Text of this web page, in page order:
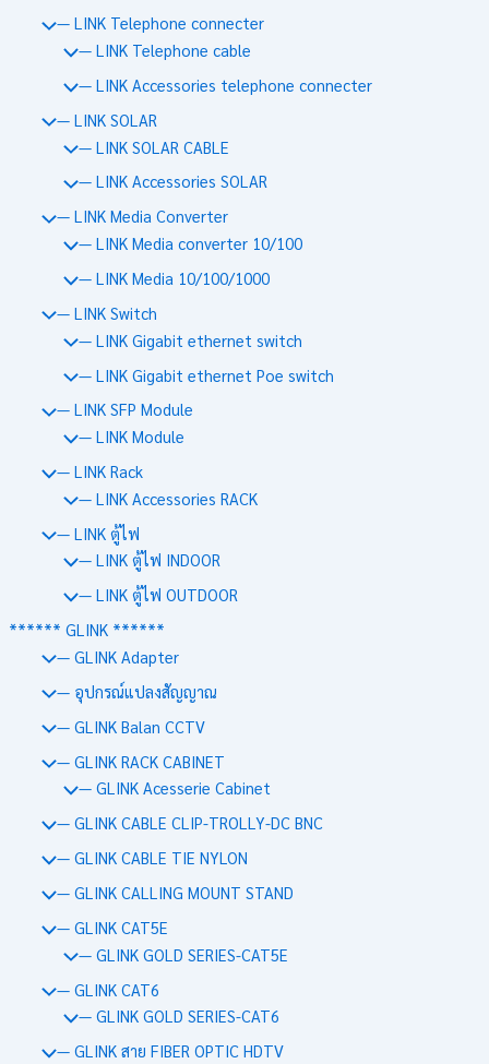
— LINK Telephone connecter
— LINK Telephone cable
— LINK Accessories telephone connecter
— LINK SOLAR
— LINK SOLAR CABLE
— LINK Accessories SOLAR
— LINK Media Converter
— LINK Media converter 10/100
— LINK Media 10/100/1000
— LINK Switch
— LINK Gigabit ethernet switch
— LINK Gigabit ethernet Poe switch
— LINK SFP Module
— LINK Module
— LINK Rack
— LINK Accessories RACK
— LINK ตู้ไฟ
— LINK ตู้ไฟ INDOOR
— LINK ตู้ไฟ OUTDOOR
****** GLINK ******
— GLINK Adapter
— อุปกรณ์แปลงสัญญาณ
— GLINK Balan CCTV
— GLINK RACK CABINET
— GLINK Acesserie Cabinet
— GLINK CABLE CLIP-TROLLY-DC BNC
— GLINK CABLE TIE NYLON
— GLINK CALLING MOUNT STAND
— GLINK CAT5E
— GLINK GOLD SERIES-CAT5E
— GLINK CAT6
— GLINK GOLD SERIES-CAT6
— GLINK สาย FIBER OPTIC HDTV